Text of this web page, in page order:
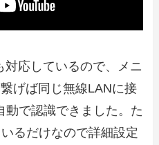
応しているので、メニ
げば同じ無線LANに接
動で認識できました。た
るだけなので詳細設定